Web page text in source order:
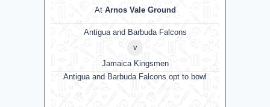
At Arnos Vale Ground
Antigua and Barbuda Falcons
v
Jamaica Kingsmen
Antigua and Barbuda Falcons opt to bowl